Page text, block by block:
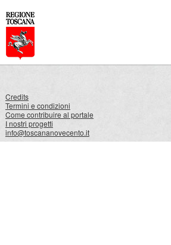
Credits
Termini e condizioni
Come contribuire al portale
I nostri progetti
info@toscananovecento.it